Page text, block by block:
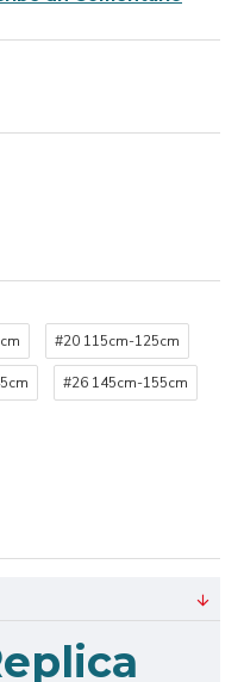
#20 115cm-125cm
#26 145cm-155cm